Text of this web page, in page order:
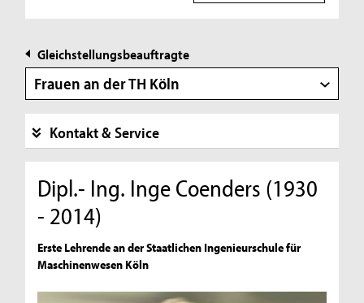
Gleichstellungsbeauftragte
Frauen an der TH Köln
Kontakt & Service
Dipl.- Ing. Inge Coenders (1930
- 2014)
Erste Lehrende an der Staatlichen Ingenieurschule für
Maschinenwesen Köln